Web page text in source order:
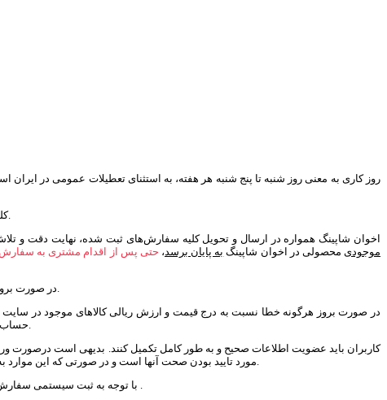
- کلیه سفارش‌‏های ثبت شده در سایت اخوان شاپینگ به وسیله ارسال کد سفارش از طریق سامانه تلگرام و پیش فاکتور از طریق ایمیل، در صف پردازش قرار می‏‌گیرند.
- اخوان شاپینگ همواره در ارسال و تحویل کلیه سفارش‌‏های ثبت شده، نهایت دقت و
موجودیمحصولی در اخوان شاپینگ به پایان برسد، حتی پس از اقدام مشتری به
- در صورت بروز مشکل در پردازش نهایی سبد خرید مانند اتمام موجودی کالا یا انصراف مشتری، مبلغ پرداخت شده طی 24 الی 48 ساعت کاری به حساب مشتری واریز خواهد شد.
حساب اعلام شده توسط مشتری واریز و عودت می‌نماید و مشتری با ورود به سایت اخوان شاپینگ می‌پذیرد از این امر آگاهی داشته و در این خصوص ادعایی نخواهد داشت.
مورد تایید بودن صحت آنها است و در صورتی که این موارد به صورت صحیح یا کامل درج نشده باشد، اخوان شاپینگ جهت اطمینان از صحت و قطعیت ثبت سفارش می‌تواند از مشتری، اطلاعات تکمیلی و بیشتری درخواست کند.
- با توجه به ثبت سیستمی سفارش، به هیچ عنوان امکان صدور فاکتور یا پیش فاکتور مجدد وجود ندارد. بنابراین لازم است مشتریان هنگام ثبت سفارش، نسبت به این مساله دقت لازم را داشته باشند .